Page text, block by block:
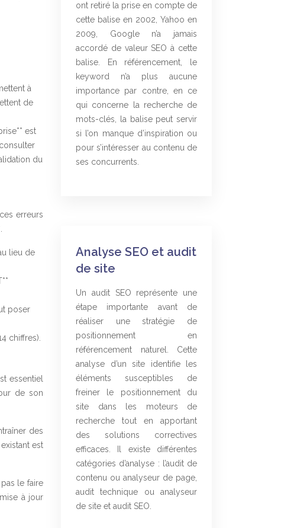
à
de
est
du
erreurs
lieu de
poser
chiffres).
essentiel
de son
des
est
le faire
à jour
ont retiré la prise en compte de
cette balise en 2002, Yahoo en
2009, Google n’a jamais
accordé de valeur SEO à cette
balise. En référencement, le
keyword n’a plus aucune
importance par contre, en ce
qui concerne la recherche de
mots-clés, la balise peut servir
si l’on manque d’inspiration ou
pour s’intéresser au contenu de
ses concurrents.
Analyse SEO et audit
de site
Un audit SEO représente une
étape importante avant de
réaliser une stratégie de
positionnement en
référencement naturel. Cette
analyse d’un site identifie les
éléments susceptibles de
freiner le positionnement du
site dans les moteurs de
recherche tout en apportant
des solutions correctives
efficaces. Il existe différentes
catégories d’analyse : l’audit de
contenu ou analyseur de page,
audit technique ou analyseur
de site et audit SEO.